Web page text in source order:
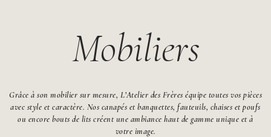
Mobiliers
Grâce à son mobilier sur mesure, L’Atelier des Frères équipe toutes vos pièces
avec style et caractère. Nos canapés et banquettes, fauteuils, chaises et poufs
ou encore bouts de lits créent une ambiance haut de gamme unique et à
votre image.